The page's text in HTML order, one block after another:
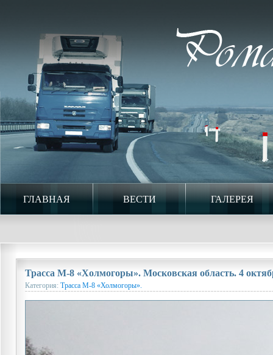
ГЛАВНАЯ ВЕСТИ ГАЛЕРЕЯ
Трасса М-8 «Холмогоры». Московская область. 4
Категория: Трасса М-8 «Холмогоры».